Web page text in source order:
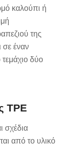
καλούπι ή
της
σε έναν
δύο
TPE
σχέδια
από το υλικό